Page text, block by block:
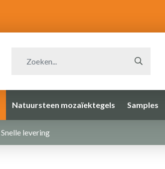
Natuursteen mozaïektegels Samples
Snelle levering